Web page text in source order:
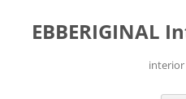
inhoud
EBBERIGINAL